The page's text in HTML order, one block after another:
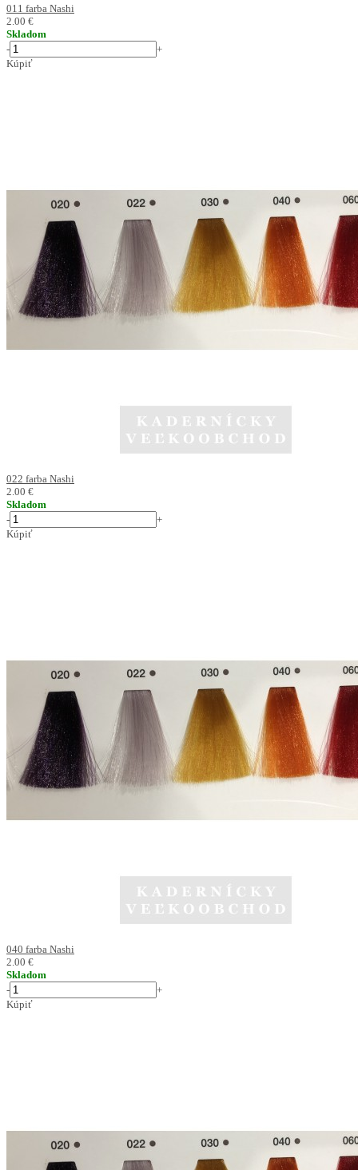
011 farba Nashi
2.00 €
Skladom
-
+
Kúpiť
022 farba Nashi
2.00 €
Skladom
-
+
Kúpiť
040 farba Nashi
2.00 €
Skladom
-
+
Kúpiť